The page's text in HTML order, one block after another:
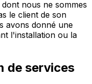
nous ne sommes
le client de son
avons donné une
l'installation ou la
de services